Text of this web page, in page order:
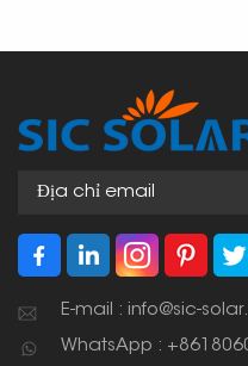
E-mail : info@sic-
WhatsApp :